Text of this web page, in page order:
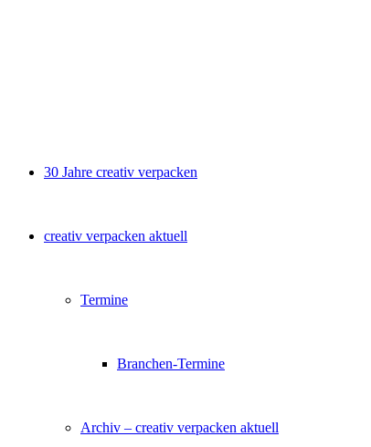
30 Jahre creativ verpacken
creativ verpacken aktuell
Termine
Branchen-Termine
Archiv – creativ verpacken aktuell